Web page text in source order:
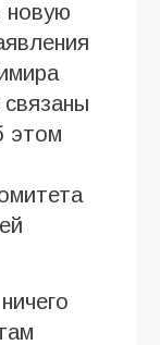
новую
связаны
этом